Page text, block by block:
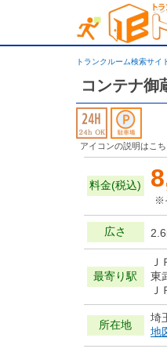
トランクルーム検索サイ
コンテナ御
アイコンの説明はこち
料金(税込)
※
広さ
最寄り駅
東
所在地
埼
地